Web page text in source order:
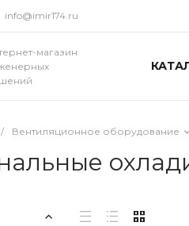
info@imir174.ru
магазин
/ Вентиляционное оборудование